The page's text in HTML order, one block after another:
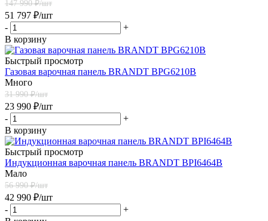
147 990₽/шт
51 797 ₽/шт
-
+
В корзину
Быстрый просмотр
Газовая варочная панель BRANDT BPG6210B
Много
31 990₽/шт
23 990 ₽/шт
-
+
В корзину
Быстрый просмотр
Индукционная варочная панель BRANDT BPI6464B
Мало
56 990₽/шт
42 990 ₽/шт
-
+